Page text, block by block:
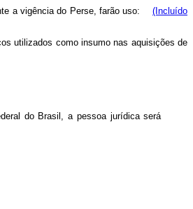
a vigência do Perse, farão uso: (Incluído
utilizados como insumo nas aquisições de
do Brasil, a pessoa jurídica será